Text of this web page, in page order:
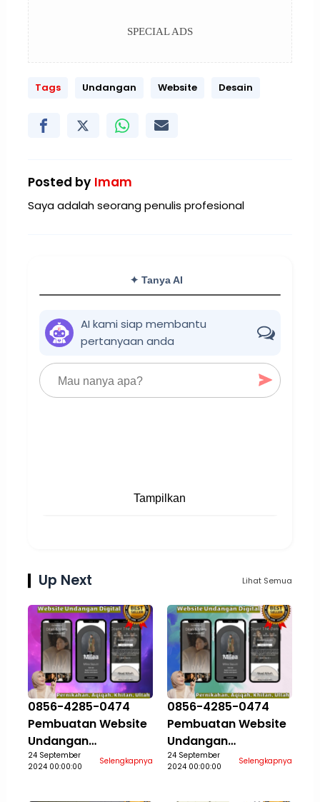
SPECIAL ADS
Tags Undangan Website Desain
Posted by Imam
Saya adalah seorang penulis profesional
✦ Tanya AI
AI kami siap membantu
pertanyaan anda
Tampilkan
Up Next Lihat Semua
0856-4285-0474
Pembuatan Website
Undangan
Pernikahan Aqiqah
24 September
2024 00:00:00
Selengkapnya
0856-4285-0474
Pembuatan Website
Undangan
Pernikahan Aqiqah
24 September
2024 00:00:00
Selengkapnya